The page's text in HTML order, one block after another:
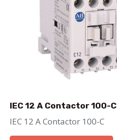
IEC 12 A Contactor 100-C
IEC 12 A Contactor 100-C